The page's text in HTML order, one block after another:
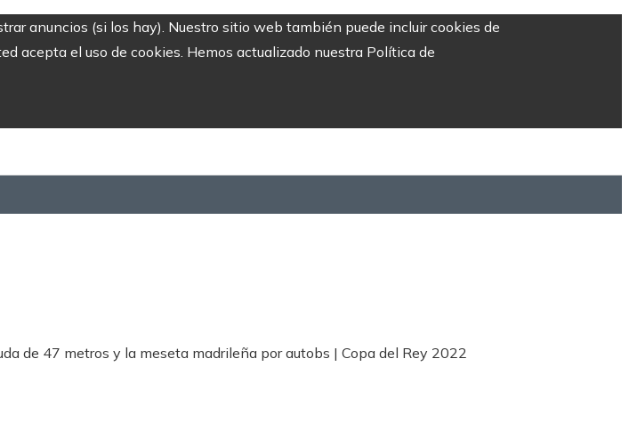
anuncios (si los hay). Nuestro sitio web también puede incluir cookies de
acepta el uso de cookies. Hemos actualizado nuestra Política de
de 47 metros y la meseta madrileña por autobs | Copa del Rey 2022